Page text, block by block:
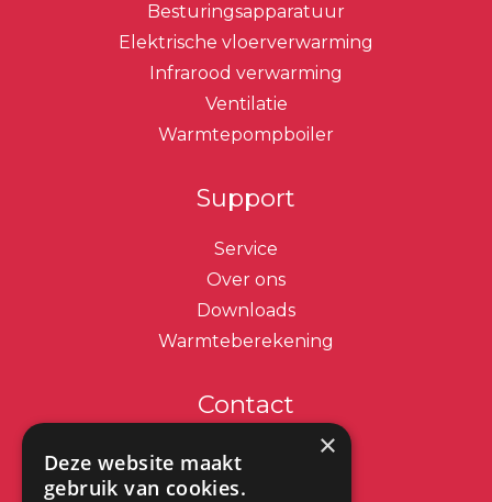
Besturingsapparatuur
Elektrische vloerverwarming
Infrarood verwarming
Ventilatie
Warmtepompboiler
Support
Service
Over ons
Downloads
Warmteberekening
Contact
info@dimplex.nl
+31 (0) 513 78 98 80
×
Deze website maakt
gebruik van cookies.